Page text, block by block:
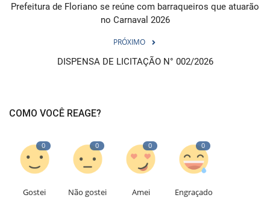
Prefeitura de Floriano se reúne com barraqueiros que atuarão
no Carnaval 2026
PRÓXIMO
DISPENSA DE LICITAÇÃO N° 002/2026
COMO VOCÊ REAGE?
0
Gostei
0
Não gostei
0
Amei
0
Engraçado